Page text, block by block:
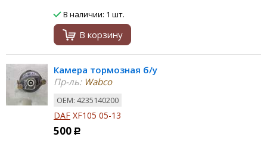
В наличии: 1 шт.
В корзину
Камера тормозная б/у
Пр-ль:Wabco
ОЕМ: 4235140200
DAF XF105 05-13
500 Р